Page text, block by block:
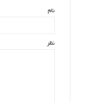
نام
نظر